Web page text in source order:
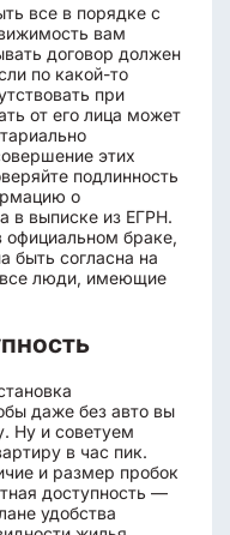
все в порядке с
вам
договор должен
по какой-то
при
от его лица может
этих
подлинность
о
в выписке из ЕГРН.
официальном браке,
быть согласна на
люди, имеющие
даже без авто вы
Ну и советуем
в час пик.
и размер пробок
доступность —
удобства